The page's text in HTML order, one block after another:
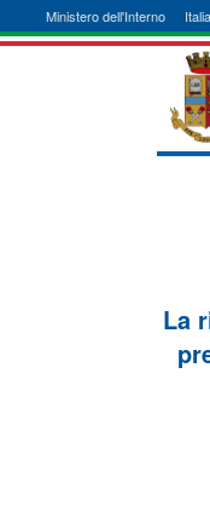
Ministero dell'Interno
La